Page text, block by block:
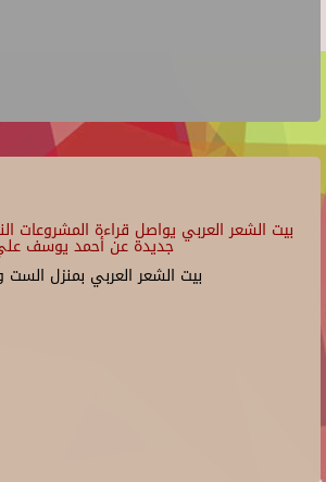
بيت الشعر العربي يواصل قراءة المشروعات
جديدة عن أحمد يوسف
بيت الشعر العربي بمنزل الست